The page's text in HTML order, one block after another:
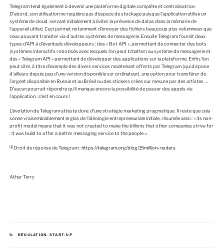
Telegram tend également à devenir une plateforme digitale complète et centralisatrice.
D’abord, son utilisation ne requière pas d’espace de stockage puisque l’application utilise un
système de cloud, servant initialement à éviter la présence de datas dans la mémoire de
l’appareil utilisé. Ceci permet notamment d’envoyer des fichiers beaucoup plus volumineux que
ceux pouvant transiter via d’autres systèmes de messagerie. Ensuite Telegram fournit deux
types d’API à d’éventuels développeurs : des « Bot API », permettant de connecter des bots
(systèmes interactifs robotisés avec lesquels l’on peut tchatter) au système de messagerie et
des « Telegram API » permettant de développer des applications sur la plateforme. Enfin, l’on
peut citer, à titre d’exemple des divers services maintenant offerts par Telegram (qui dispose
d’ailleurs depuis peu d’une version disponible sur ordinateur), une option pour transférer de
l’argent disponible en Russie et au Brésil ou des stickers crées sur mesure par des artistes …
D’aucun pourrait répondre qu’il manque encore la possibilité de passer des appels via
l’application : c’est en cours !
L’évolution de Telegram atteste donc d’une stratégie marketing pragmatique. Il reste que cela
sonne vraisemblablement le glas de l’idéologie entrepreneuriale initiale, résumée ainsi : « its non-
profit model means that it was not created to make the billions that other companies strive for
: it was build to offer a better messaging service to the people ».
[1]Droit de réponse de Telegram :https://telegram.org/blog/15million-reuters
Athur Terry
C
RÉGULATION, START-UP